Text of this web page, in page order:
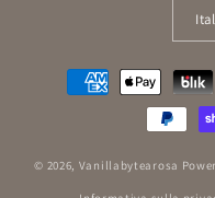
Metodi
© 2026, Vanillabytearosa